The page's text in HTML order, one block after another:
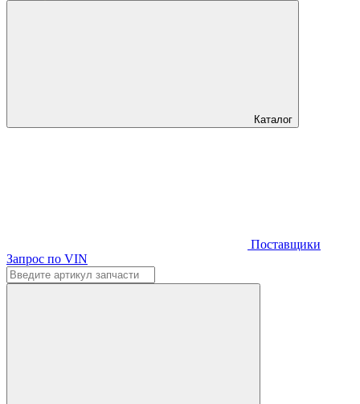
Каталог
Поставщики
Запрос по VIN